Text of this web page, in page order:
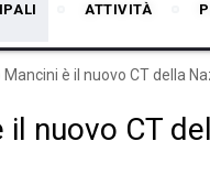
ATTIVITÀ
Mancini è il nuovo CT della
il nuovo CT